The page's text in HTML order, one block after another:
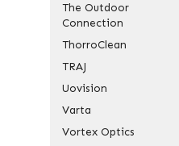
The Outdoor
Connection
ThorroClean
TRAJ
Uovision
Varta
Vortex Optics